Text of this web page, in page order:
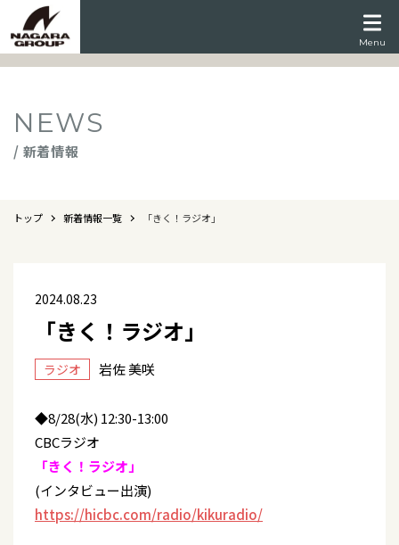
Menu
NEWS
/ 新着情報
トップ 新着情報一覧 「きく！ラジオ」
2024.08.23
「きく！ラジオ」
ラジオ 岩佐 美咲
◆8/28(水) 12:30-13:00
CBCラジオ
「きく！ラジオ」
(インタビュー出演)
https://hicbc.com/radio/kikuradio/